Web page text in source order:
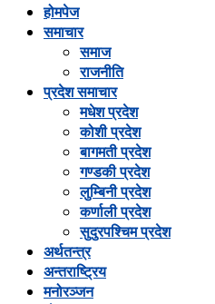
होमपेज
समाचार
समाज
राजनीति
प्रदेश समाचार
मधेश प्रदेश
कोशी प्रदेश
बागमती प्रदेश
गण्डकी प्रदेश
लुम्बिनी प्रदेश
कर्णाली प्रदेश
सुदुरपश्चिम प्रदेश
अर्थतन्त्र
अन्तराष्ट्रिय
मनोरञ्जन